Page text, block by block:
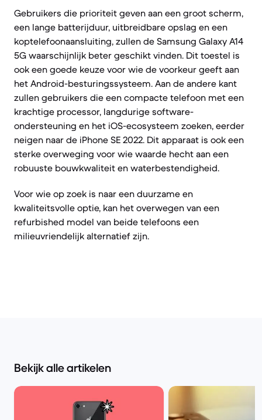
Gebruikers die prioriteit geven aan een groot scherm,
een lange batterijduur, uitbreidbare opslag en een
koptelefoonaansluiting, zullen de Samsung Galaxy A14
5G waarschijnlijk beter geschikt vinden. Dit toestel is
ook een goede keuze voor wie de voorkeur geeft aan
het Android-besturingssysteem. Aan de andere kant
zullen gebruikers die een compacte telefoon met een
krachtige processor, langdurige software-
ondersteuning en het iOS-ecosysteem zoeken, eerder
neigen naar de iPhone SE 2022. Dit apparaat is ook een
sterke overweging voor wie waarde hecht aan een
robuuste bouwkwaliteit en waterbestendigheid.
Voor wie op zoek is naar een duurzame en
kwaliteitsvolle optie, kan het overwegen van een
refurbished model van beide telefoons een
milieuvriendelijk alternatief zijn.
Bekijk alle artikelen